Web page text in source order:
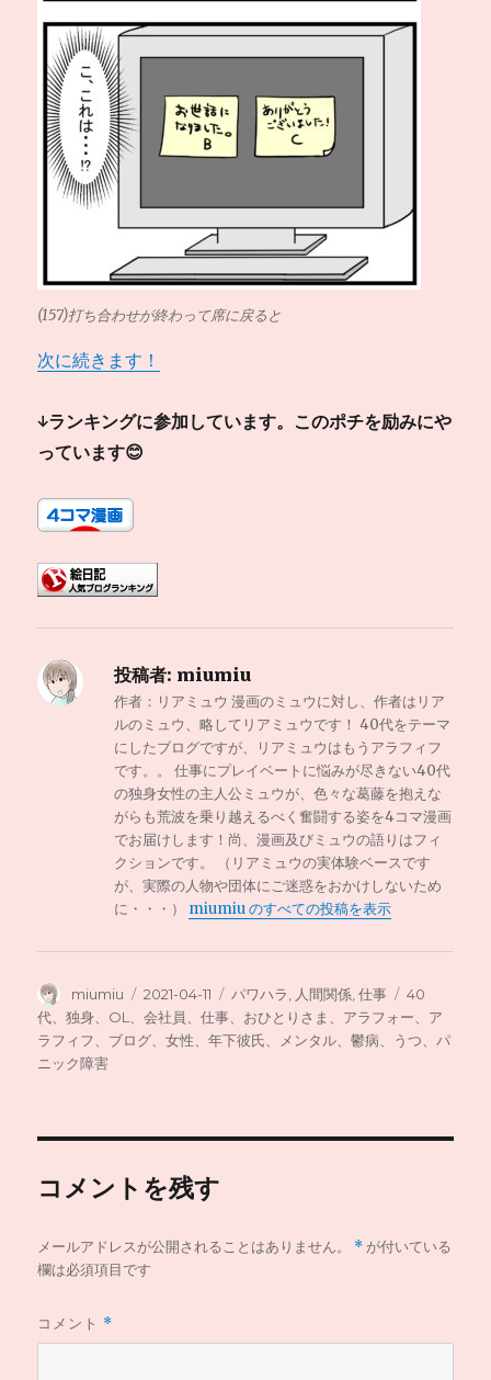
(157)打ち合わせが終わって席に戻ると
次に続きます！
↓ランキングに参加しています。このポチを励みにや
っています😊
投稿者: miumiu
作者：リアミュウ 漫画のミュウに対し、作者はリア
ルのミュウ、略してリアミュウです！ 40代をテーマ
にしたブログですが、リアミュウはもうアラフィフ
です。。 仕事にプレイベートに悩みが尽きない40代
の独身女性の主人公ミュウが、色々な葛藤を抱えな
がらも荒波を乗り越えるべく奮闘する姿を4コマ漫画
でお届けします！尚、漫画及びミュウの語りはフィ
クションです。 （リアミュウの実体験ベースです
が、実際の人物や団体にご迷惑をおかけしないため
に・・・） miumiu のすべての投稿を表示
投
稿
者
miumiu
投
稿
日:
2021-04-11
カ
テ
ゴ
パワハラ, 人間関係,仕事
タ
グ
40
代、独身、OL、会社員、仕事、おひとりさま、アラフォー、ア
ラフィフ、ブログ、女性、年下彼氏、メンタル、鬱病、うつ、パ
ニック障害
コメントを残す
メールアドレスが公開されることはありません。 *が付いている
欄は必須項目です
コメント *